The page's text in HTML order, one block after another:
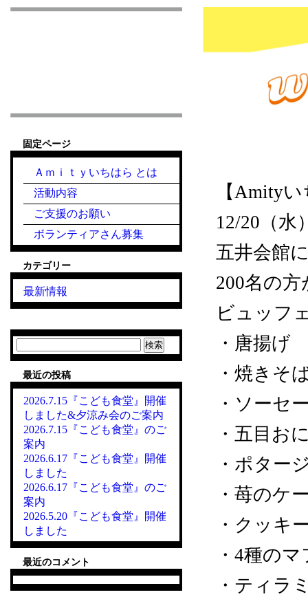
【Amity
12/20（水
五井会館
200名の
ビュッフ
・唐揚げ
・焼きそ
・ソーセ
・五目お
・ポター
・苺のケ
・クッキ
・4種の
・ティラ
固定ページ
Ａｍｉｔｙいちはら とは
活動内容
ご支援のお願い
ボランティアさん募集
カテゴリー
最新情報
索:
最近の投稿
2026.7.15『こども食堂』開催
しました&夕涼み会のご案内
2026.7.15『こども食堂』のご
案内
2026.6.17『こども食堂』開催
しました
2026.6.17『こども食堂』のご
案内
2026.5.20『こども食堂』開催
しました
最近のコメント